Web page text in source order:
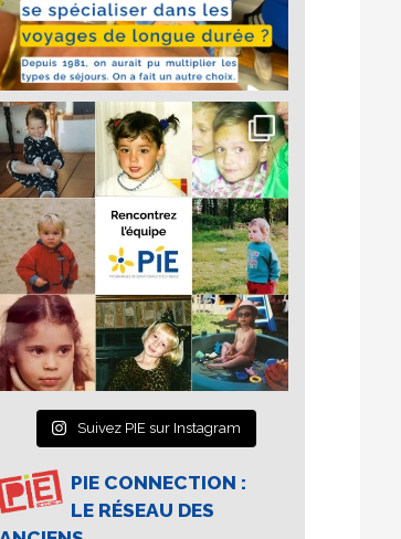
Suivez PIE sur Instagram
PIE CONNECTION :
LE RÉSEAU DES